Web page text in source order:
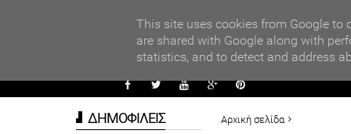
Αρχική σελίδα
ΔΗΜΟΦΙΛΕΙΣ
This site uses cookies from Google to
are shared with Google along with
statistics, and to detect and address